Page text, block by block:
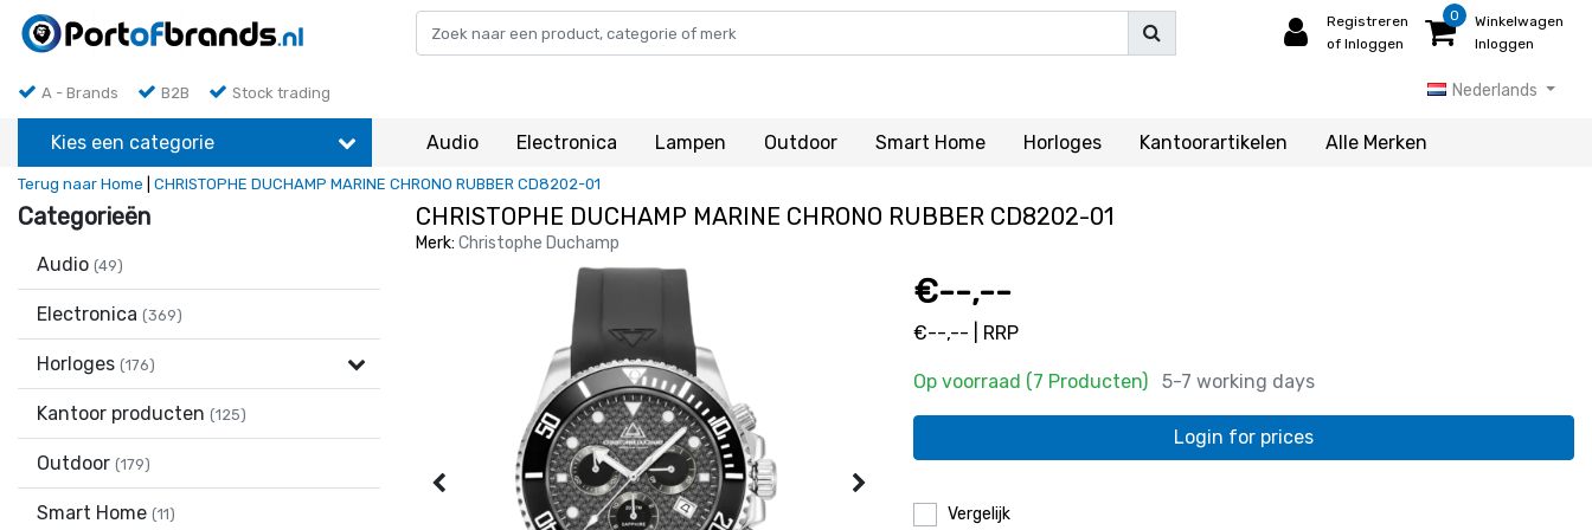
Registreren
of Inloggen
0
Winkelwagen
Inloggen
A - Brands B2B Stock trading Nederlands
Kies een categorie Audio Electronica Lampen Outdoor Smart Home Horloges Kantoorartikelen Alle Merken
Terug naar Home CHRISTOPHE DUCHAMP MARINE CHRONO RUBBER CD8202-01
Categorieën
Audio (49)
Electronica (369)
Horloges (176)
Kantoor producten (125)
Outdoor (179)
Smart Home (11)
CHRISTOPHE DUCHAMP MARINE CHRONO RUBBER CD8202-01
Merk: Christophe Duchamp
€--,--
€--,-- | RRP
Op voorraad (7 Producten) 5-7 working days
Login for prices
Vergelijk